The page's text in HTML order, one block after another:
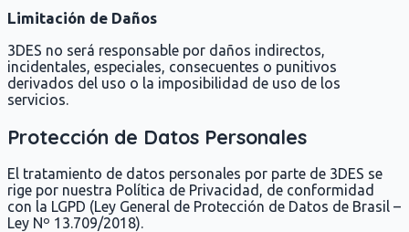
Limitación de Daños
3DES no será responsable por daños indirectos,
incidentales, especiales, consecuentes o punitivos
derivados del uso o la imposibilidad de uso de los
servicios.
Protección de Datos Personales
El tratamiento de datos personales por parte de 3DES se
rige por nuestra Política de Privacidad, de conformidad
con la LGPD (Ley General de Protección de Datos de Brasil –
Ley Nº 13.709/2018).